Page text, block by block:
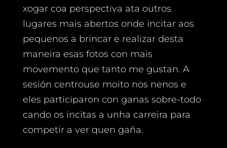
xogar coa perspectiva ata outros
lugares mais abertos onde incitar aos
pequenos a brincar e realizar desta
maneira esas fotos con mais
movemento que tanto me gustan. A
sesión centrouse moito nos nenos e
eles participaron con ganas sobre-todo
cando os incitas a unha carreira para
competir a ver quen gaña.